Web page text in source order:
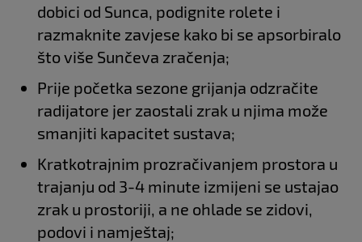
dobici od Sunca, podignite rolete i
razmaknite zavjese kako bi se apsorbiralo
što više Sunčeva zračenja;
Prije početka sezone grijanja odzračite
radijatore jer zaostali zrak u njima može
smanjiti kapacitet sustava;
Kratkotrajnim prozračivanjem prostora u
trajanju od 3-4 minute izmijeni se ustajao
zrak u prostoriji, a ne ohlade se zidovi,
podovi i namještaj;